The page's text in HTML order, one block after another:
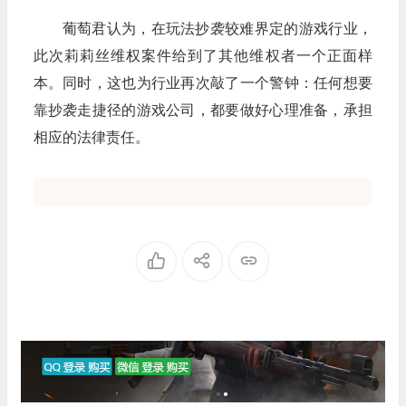
葡萄君认为，在玩法抄袭较难界定的游戏行业，
此次莉莉丝维权案件给到了其他维权者一个正面样
本。同时，这也为行业再次敲了一个警钟：任何想要
靠抄袭走捷径的游戏公司，都要做好心理准备，承担
相应的法律责任。